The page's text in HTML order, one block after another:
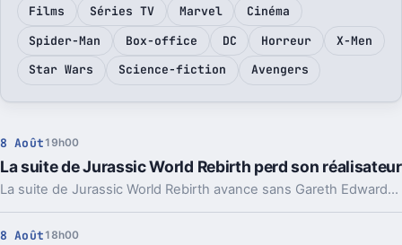
Films Séries TV Marvel
Cinéma
Spider-Man
Box-office DC Horreur
X-Men
Star Wars
Science-fiction Avengers
8 Août 19h00
La suite de Jurassic World Rebirth perd son réalisateur
La suite de Jurassic World Rebirth avance sans Gareth Edwards. Un départ qui rappelle un vieux problème de la saga, même si le casting devrait rester.
8 Août 18h00